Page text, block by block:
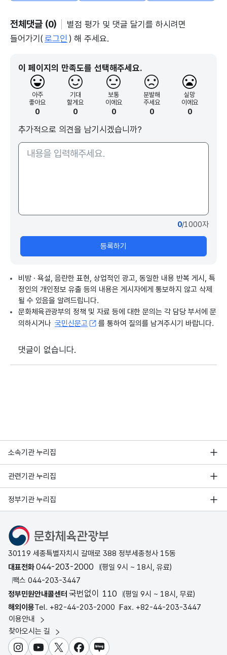
전체댓글 (0)
별점 평가 및 댓글 달기를 하시려면
들어가기( 로그인 ) 해 주세요.
이 페이지의 만족도를 선택해주세요.
아주
좋아요
0
기대
할게요
0
보통
이에요
0
분발해
주세요
0
실망
이에요
0
추가적으로 의견을 남기시겠습니까?
0/1000자
등록하기
비방 · 욕설, 음란한 표현, 상업적인 광고, 동일한 내용 반복 게시, 특
정인의 개인정보 유출 등의 내용은 게시자에게 통보하지 않고 삭제
될 수 있음을 알려드립니다.
문화체육관광부의 정책 및 자료 등에 대한 문의는 각 담당 부서에 문
의하시거나 국민신문고 를 통하여 질의를 남겨주시기 바랍니다.
댓글이 없습니다.
소속기관 누리집
관련기관 누리집
정부기관 누리집
문화체육관광부
30119 세종특별자치시 갈매로 388 정부세종청사 15동
대표전화044-203-2000
(평일 9시 ~ 18시, 유료)
팩스 044-203-3447
정부민원안내콜센터 국번없이 110
(평일 9시 ~ 18시, 무료)
해외이용Tel. +82-44-203-2000 Fax. +82-44-203-3447
이용안내
찾아오시는 길